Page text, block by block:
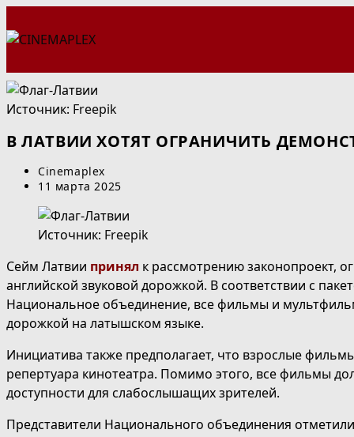
к
Источник: Freepik
В ЛАТВИИ ХОТЯТ ОГРАНИЧИТЬ
Автор
записи:
Cinemaplex
Запись
11 марта 2025
Источник: Freepik
Сейм Латвии принял к рассмотрению законопроект,
английской звуковой дорожкой. В соответствии с
Национальное объединение, все фильмы и
дорожкой на латышском языке.
Инициатива также предполагает, что взрослые
репертуара кинотеатра. Помимо этого, все фильмы
доступности для слабослышащих зрителей.
Представители Национального объединения